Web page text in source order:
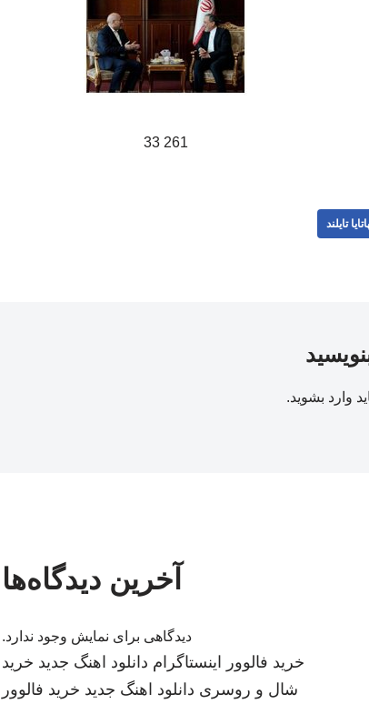
261 33
پاتایا تایلند
وارد بشوید.
آخرین دیدگاه‌ها
دیدگاهی برای نمایش وجود ندارد.
خرید فالوور اینستاگرام دانلود اهنگ جدید خرید
شال و روسری دانلود اهنگ جدید خرید فالوور